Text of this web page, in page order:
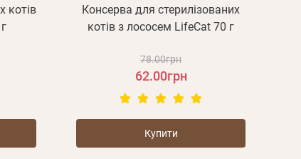
котів
Консерва для стерилізованих
котів з лососем LifeCat 70 г
78.00грн
62.00грн
Купити